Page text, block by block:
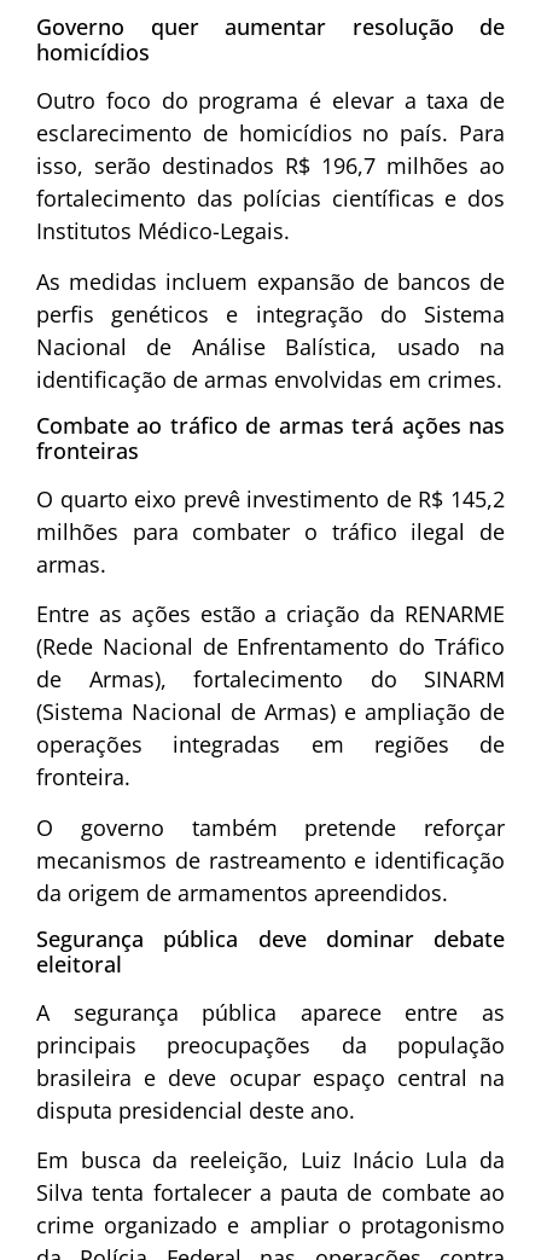
Governo quer aumentar resolução de
homicídios
Outro foco do programa é elevar a taxa de
esclarecimento de homicídios no país. Para
isso, serão destinados R$ 196,7 milhões ao
fortalecimento das polícias científicas e dos
Institutos Médico-Legais.
As medidas incluem expansão de bancos de
perfis genéticos e integração do Sistema
Nacional de Análise Balística, usado na
identificação de armas envolvidas em crimes.
Combate ao tráfico de armas terá ações nas
fronteiras
O quarto eixo prevê investimento de R$ 145,2
milhões para combater o tráfico ilegal de
armas.
Entre as ações estão a criação da RENARME
(Rede Nacional de Enfrentamento do Tráfico
de Armas), fortalecimento do SINARM
(Sistema Nacional de Armas) e ampliação de
operações integradas em regiões de
fronteira.
O governo também pretende reforçar
mecanismos de rastreamento e identificação
da origem de armamentos apreendidos.
Segurança pública deve dominar debate
eleitoral
A segurança pública aparece entre as
principais preocupações da população
brasileira e deve ocupar espaço central na
disputa presidencial deste ano.
Em busca da reeleição, Luiz Inácio Lula da
Silva tenta fortalecer a pauta de combate ao
crime organizado e ampliar o protagonismo